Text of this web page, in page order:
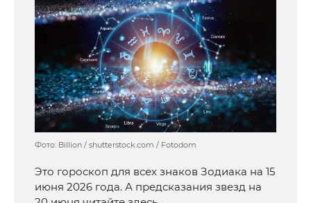
Фото: Billion / shutterstock.com / Fotodom
Это гороскоп для всех знаков Зодиака на 15
июня 2026 года. А предсказания звезд на